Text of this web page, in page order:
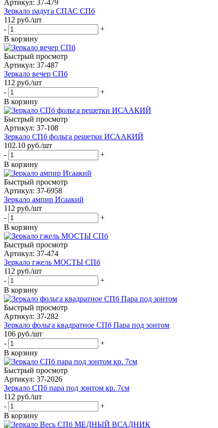
Артикул: 37-479
Зеркало радуга СПАС СПб
112 руб./шт
-
+
В корзину
Быстрый просмотр
Артикул: 37-487
Зеркало вечер СПб
112 руб./шт
-
+
В корзину
Быстрый просмотр
Артикул: 37-108
Зеркало СПб фольга решетки ИСААКИЙ
102.10 руб./шт
-
+
В корзину
Быстрый просмотр
Артикул: 37-6958
Зеркало ампир Исаакий
112 руб./шт
-
+
В корзину
Быстрый просмотр
Артикул: 37-474
Зеркало гжель МОСТЫ СПб
112 руб./шт
-
+
В корзину
Быстрый просмотр
Артикул: 37-282
Зеркало фольга квадратное СПб Пара под зонтом
106 руб./шт
-
+
В корзину
Быстрый просмотр
Артикул: 37-2026
Зеркало СПб пара под зонтом кр. 7см
112 руб./шт
-
+
В корзину